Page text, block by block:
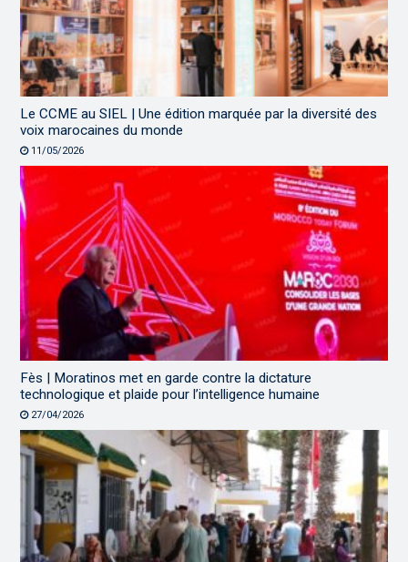
Le CCME au SIEL | Une édition marquée par la diversité des
voix marocaines du monde
11/05/2026
Fès | Moratinos met en garde contre la dictature
technologique et plaide pour l’intelligence humaine
27/04/2026